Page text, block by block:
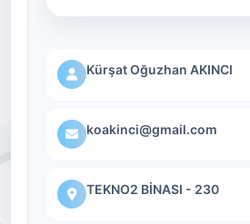
Kürşat Oğuzhan AKINCI
koakinci@gmail.com
TEKNO2 BİNASI - 230